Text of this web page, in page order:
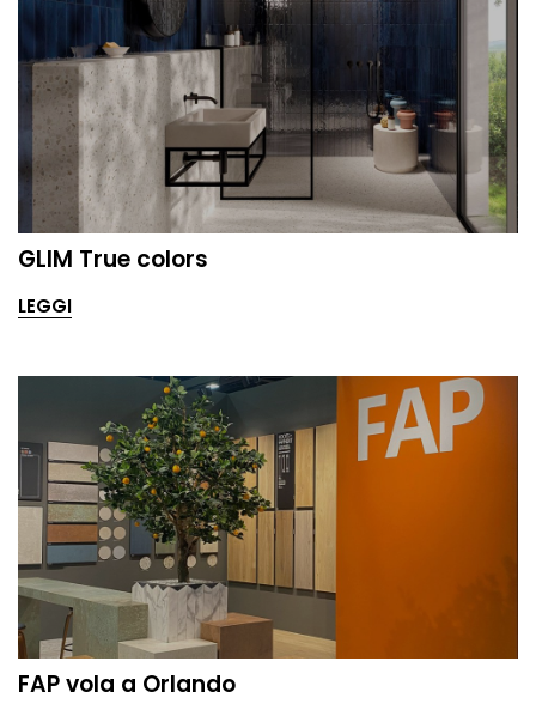
GLIM True colors
LEGGI
FAP vola a Orlando